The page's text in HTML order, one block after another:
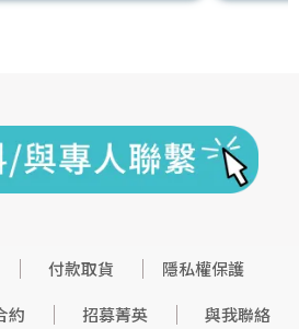
付款取貨
隱私權保護
約 招募菁英 與我聯絡